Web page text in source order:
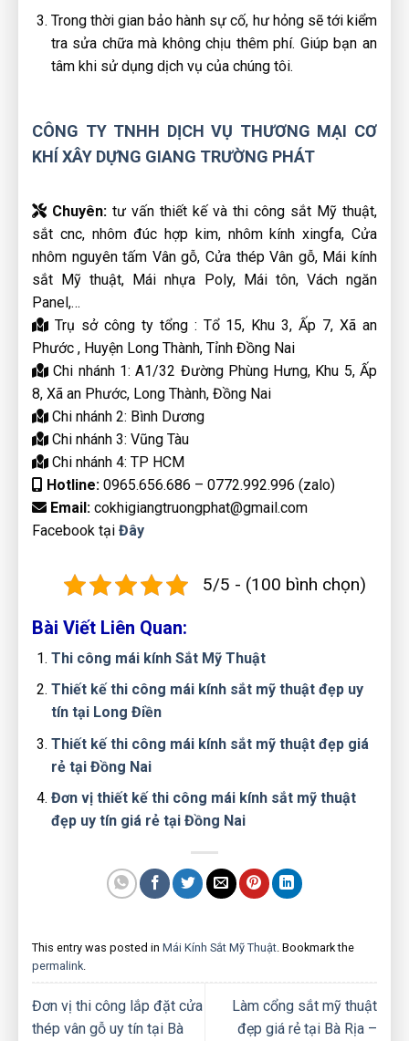
Trong thời gian bảo hành sự cố, hư hỏng sẽ tới kiểm
tra sửa chữa mà không chịu thêm phí. Giúp bạn an
tâm khi sử dụng dịch vụ của chúng tôi.
CÔNG TY TNHH DỊCH VỤ THƯƠNG MẠI CƠ
KHÍ XÂY DỰNG GIANG TRƯỜNG PHÁT
Chuyên: tư vấn thiết kế và thi công sắt Mỹ thuật,
sắt cnc, nhôm đúc hợp kim, nhôm kính xingfa, Cửa
nhôm nguyên tấm Vân gỗ, Cửa thép Vân gỗ, Mái kính
sắt Mỹ thuật, Mái nhựa Poly, Mái tôn, Vách ngăn
Panel,…
Trụ sở công ty tổng : Tổ 15, Khu 3, Ấp 7, Xã an
Phước , Huyện Long Thành, Tỉnh Đồng Nai
Chi nhánh 1: A1/32 Đường Phùng Hưng, Khu 5, Ấp
8, Xã an Phước, Long Thành, Đồng Nai
Chi nhánh 2: Bình Dương
Chi nhánh 3: Vũng Tàu
Chi nhánh 4: TP HCM
Hotline: 0965.656.686 – 0772.992.996 (zalo)
Email: cokhigiangtruongphat@gmail.com
Facebook tại Đây
5/5 - (100 bình chọn)
Bài Viết Liên Quan:
Thi công mái kính Sắt Mỹ Thuật
Thiết kế thi công mái kính sắt mỹ thuật đẹp uy
tín tại Long Điền
Thiết kế thi công mái kính sắt mỹ thuật đẹp giá
rẻ tại Đồng Nai
Đơn vị thiết kế thi công mái kính sắt mỹ thuật
đẹp uy tín giá rẻ tại Đồng Nai
This entry was posted in Mái Kính Sắt Mỹ Thuật . Bookmark the
permalink
Đơn vị thi công lắp đặt cửa
thép vân gỗ uy tín tại Bà
Làm cổng sắt mỹ thuật
đẹp giá rẻ tại Bà Rịa –